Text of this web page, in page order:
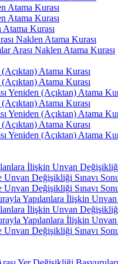
Atama Kurası
Atama Kurası
Atama Kurası
Naklen Atama Kurası
Arası Naklen Atama Kurası
Atama Kurası
Atama Kurası
Yeniden (Açıktan) Atama
Atama Kurası
Yeniden (Açıktan) Atama
Atama Kurası
Yeniden (Açıktan) Atama
İlişkin Unvan
Unvan Değişikliği Sınavı
Unvan Değişikliği Sınavı
Yapılanlara İlişkin
İlişkin Unvan
Yapılanlara İlişkin
Unvan Değişikliği Sınavı